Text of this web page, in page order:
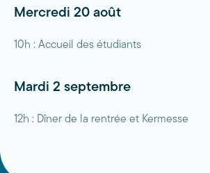
Mercredi 20 août
10h : Accueil des étudiants
Mardi 2 septembre
12h : Dîner de la rentrée et Kermesse